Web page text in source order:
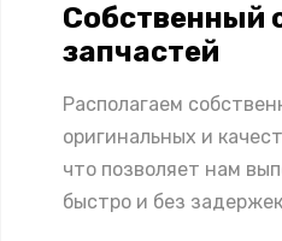
Собственный
запчастей
Располагаем
оригинальных и
что позволяет нам
быстро и без